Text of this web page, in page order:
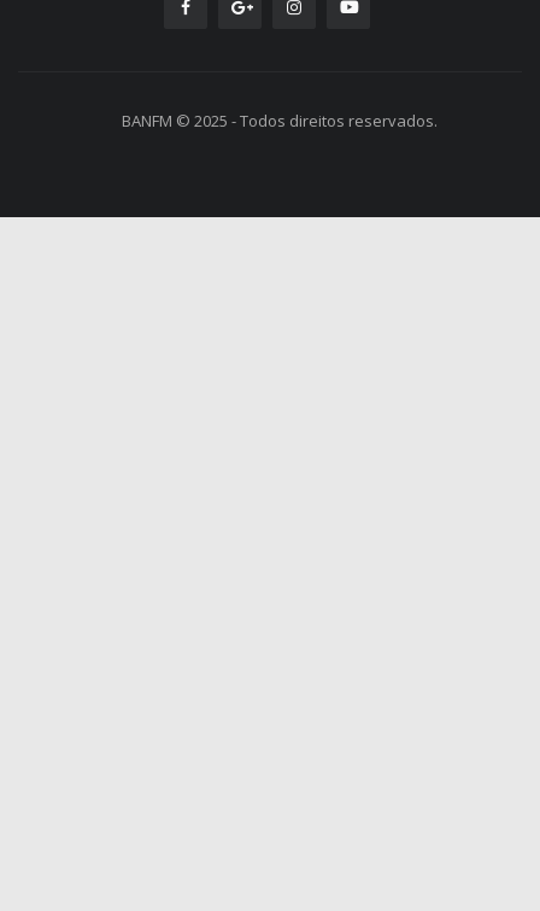
BANFM © 2025 - Todos direitos reservados.